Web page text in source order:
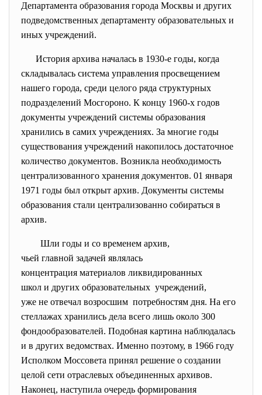
Департамента образования города Москвы и других
подведомственных департаменту образовательных и
иных учреждений.
История архива началась в 1930-е годы, когда
складывалась система управления просвещением
нашего города, среди целого ряда структурных
подразделений Мосгороно. К концу 1960-х годов
документы учреждений системы образования
хранились в самих учреждениях. За многие годы
существования учреждений накопилось достаточное
количество документов. Возникла необходимость
централизованного хранения документов. 01 января
1971 годы был открыт архив. Документы системы
образования стали централизованно собираться в
архив.
Шли годы и со временем архив,
чьей главной задачей являлась
концентрация материалов ликвидированных
школ и других образовательных учреждений,
уже не отвечал возросшим потребностям дня. На его
стеллажах хранились дела всего лишь около 300
фондообразователей. Подобная картина наблюдалась
и в других ведомствах. Именно поэтому, в 1966 году
Исполком Моссовета принял решение о создании
целой сети отраслевых объединенных архивов.
Наконец, наступила очередь формирования